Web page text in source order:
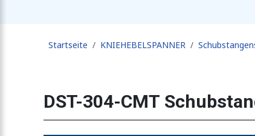
Startseite KNIEHEBELSPANNER
DST-304-CMT